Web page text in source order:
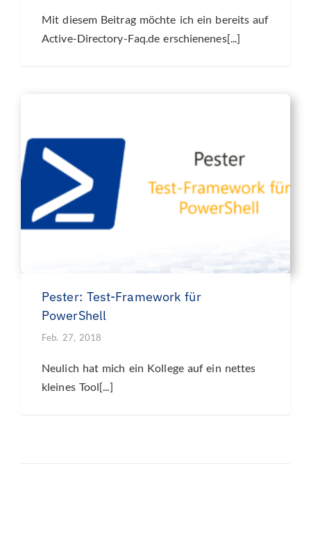
Mit diesem Beitrag möchte ich ein bereits auf
Active-Directory-Faq.de erschienenes[...]
Pester: Test-Framework für
PowerShell
Feb. 27, 2018
Neulich hat mich ein Kollege auf ein nettes
kleines Tool[...]